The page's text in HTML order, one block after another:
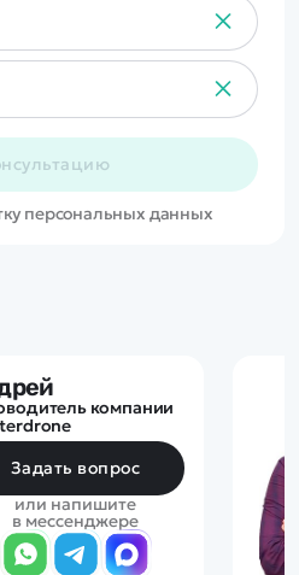
персональных данных
компании
Задать вопрос
или напишите
в мессенджере